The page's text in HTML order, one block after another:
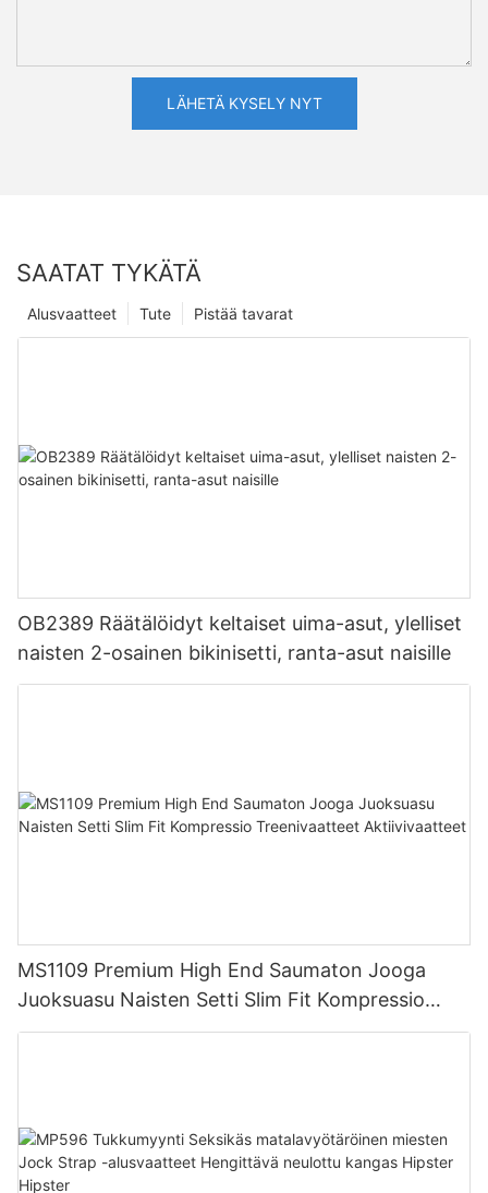
LÄHETÄ KYSELY NYT
SAATAT TYKÄTÄ
Pistää tavarat
Tute
Alusvaatteet
OB2389 Räätälöidyt keltaiset uima-asut, ylelliset
naisten 2-osainen bikinisetti, ranta-asut naisille
MS1109 Premium High End Saumaton Jooga
Juoksuasu Naisten Setti Slim Fit Kompressio
Treenivaatteet Aktiivivaatteet